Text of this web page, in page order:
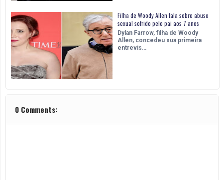
Filha de Woody Allen fala sobre abuso
sexual sofrido pelo pai aos 7 anos
Dylan Farrow, filha de Woody
Allen, concedeu sua primeira
entrevis…
0 Comments: